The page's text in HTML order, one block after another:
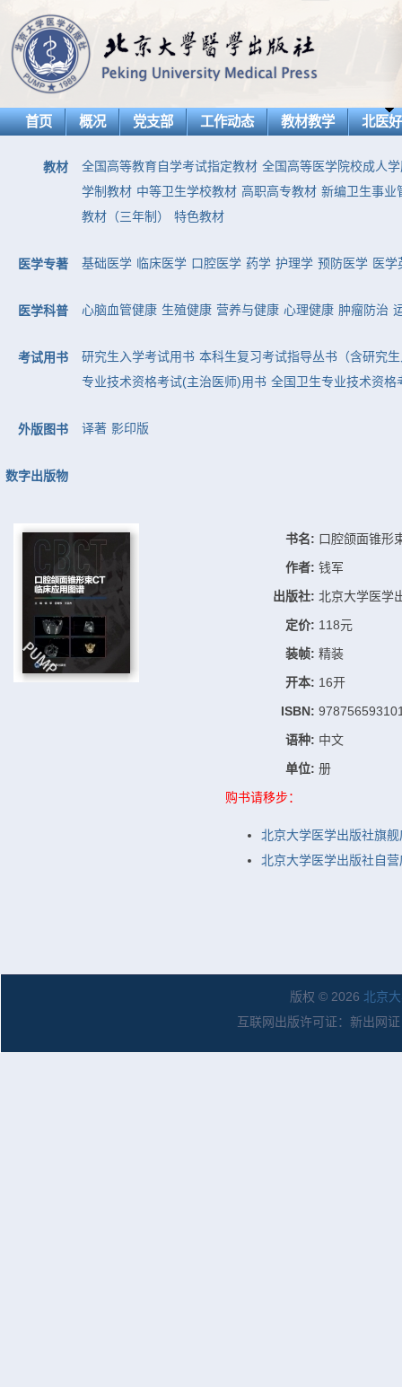
首页 概况 党支部 工作动态 教材教学 北医
教材 全国高等教育自学考试指定教材 全国高等医学院校成人
学制教材 中等卫生学校教材 高职高专教材 新编卫生事业
教材（三年制）
特色教材
医学专著 基础医学 临床医学 口腔医学 药学 护理学 预防医学 医学
医学科普 心脑血管健康 生殖健康 营养与健康 心理健康 肿瘤防治
考试用书 研究生入学考试用书 本科生复习考试指导丛书（含研究
专业技术资格考试(主治医师)用书 全国卫生专业技术资格
外版图书 译著 影印版
数字出版物
书名: 口腔颌面锥形
作者: 钱军
出版社: 北京大学医学
定价: 118元
装帧: 精装
开本: 16开
ISBN:
语种: 中文
单位: 册
购书请移步：
北京大学医学出版社旗舰
北京大学医学出版社自
版权 © 2026 北京
互联网出版许可证：新出网